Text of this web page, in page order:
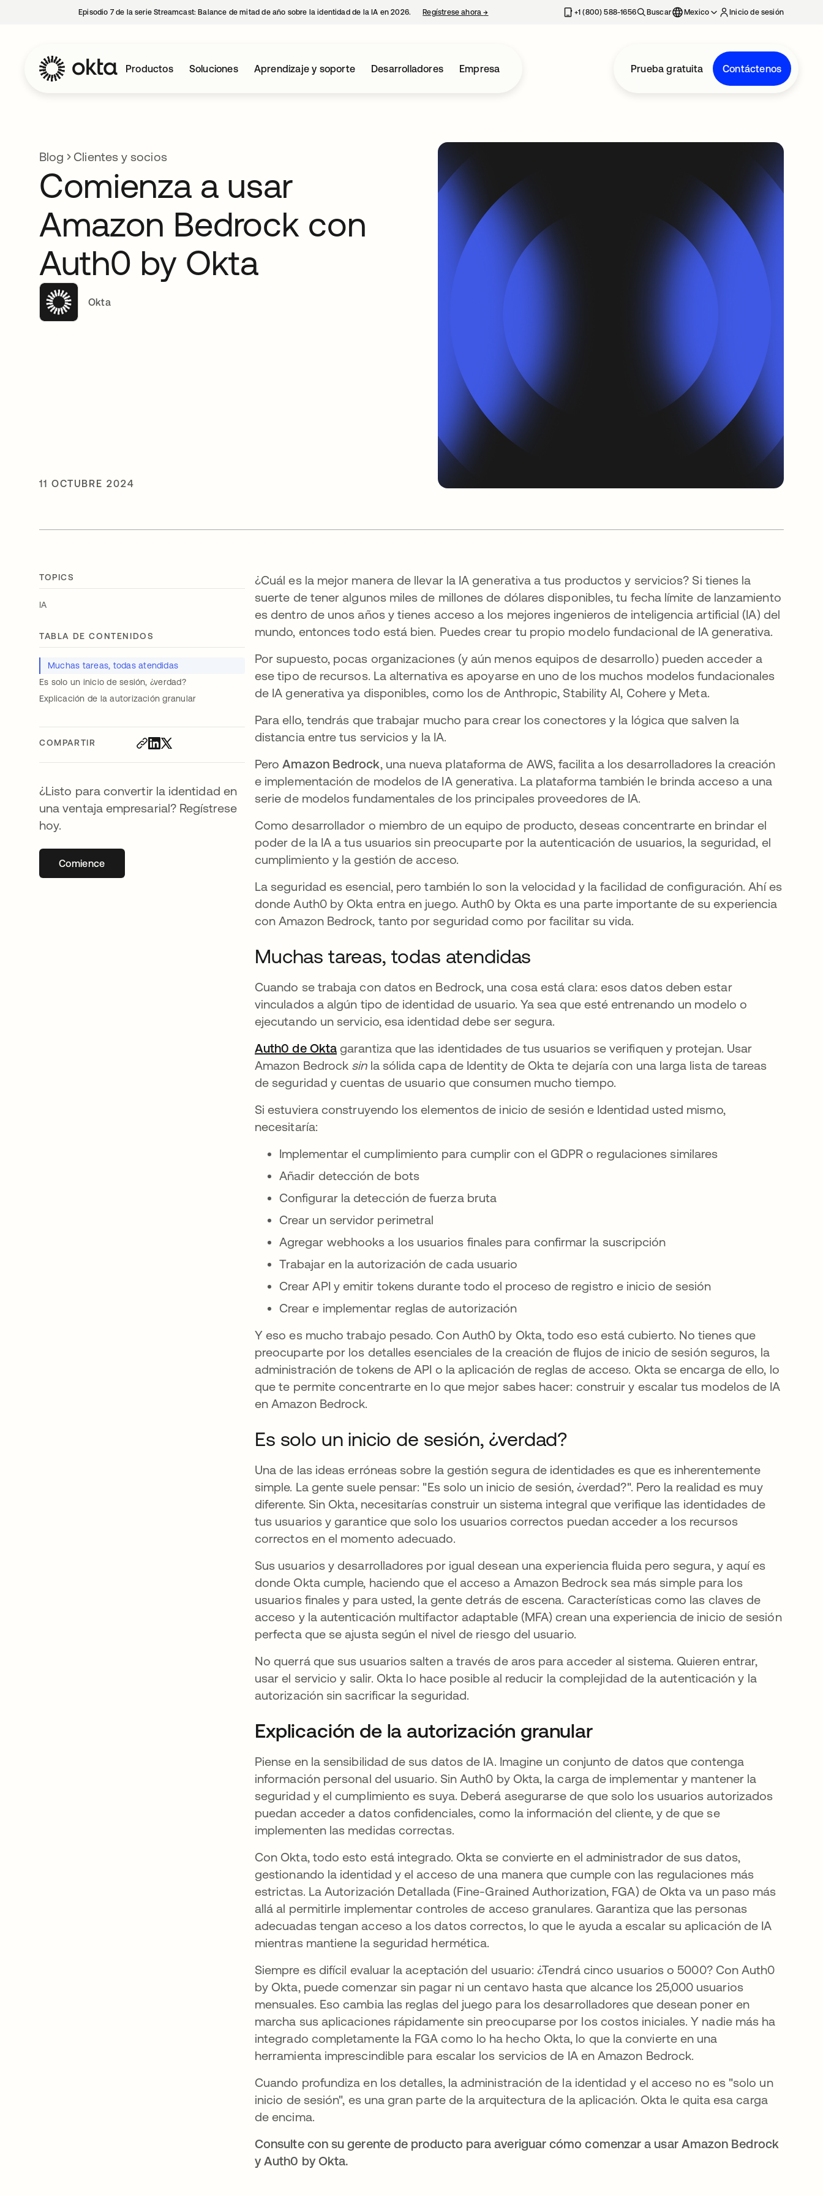
Episodio 7 de la serie Streamcast: Balance de mitad de año sobre la identidad de la IA en 2026. Regístrese ahora→ se abre en una pestaña nueva+1 (800) 588-1656 Buscar Mexico Inicio de sesión
Productos Soluciones Aprendizaje y soporte Desarrolladores Empresa Prueba gratuita Contáctenos
Blog Clientes y socios
Comienza a usar
Amazon Bedrock con
Auth0 by Okta
Okta
11 OCTUBRE 2024
TOPICS
IA
TABLA DE CONTENIDOS
Muchas tareas, todas atendidas
Es solo un inicio de sesión, ¿verdad?
Explicación de la autorización granular
COMPARTIR
¿Listo para convertir la identidad en
una ventaja empresarial? Regístrese
hoy.
Comiencese abre en una pestaña nueva
¿Cuál es la mejor manera de llevar la IA generativa a tus productos y servicios? Si tienes la
suerte de tener algunos miles de millones de dólares disponibles, tu fecha límite de lanzamiento
es dentro de unos años y tienes acceso a los mejores ingenieros de inteligencia artificial (IA) del
mundo, entonces todo está bien. Puedes crear tu propio modelo fundacional de IA generativa.
Por supuesto, pocas organizaciones (y aún menos equipos de desarrollo) pueden acceder a
ese tipo de recursos. La alternativa es apoyarse en uno de los muchos modelos fundacionales
de IA generativa ya disponibles, como los de Anthropic, Stability AI, Cohere y Meta.
Para ello, tendrás que trabajar mucho para crear los conectores y la lógica que salven la
distancia entre tus servicios y la IA.
PeroAmazon Bedrock, una nueva plataforma de AWS, facilita a los desarrolladores la creación
e implementación de modelos de IA generativa. La plataforma también le brinda acceso a una
serie de modelos fundamentales de los principales proveedores de IA.
Como desarrollador o miembro de un equipo de producto, deseas concentrarte en brindar el
poder de la IA a tus usuarios sin preocuparte por la autenticación de usuarios, la seguridad, el
cumplimiento y la gestión de acceso.
La seguridad es esencial, pero también lo son la velocidad y la facilidad de configuración. Ahí es
donde Auth0 by Okta entra en juego. Auth0 by Okta es una parte importante de su experiencia
con Amazon Bedrock, tanto por seguridad como por facilitar su vida.
Muchas tareas, todas atendidas
Cuando se trabaja con datos en Bedrock, una cosa está clara: esos datos deben estar
vinculados a algún tipo de identidad de usuario. Ya sea que esté entrenando un modelo o
ejecutando un servicio, esa identidad debe ser segura.
Auth0 de Okta se abre en una pestaña nueva
garantiza que las identidades de tus usuarios se verifiquen y protejan. Usar
Amazon Bedrock sinla sólida capa de Identity de Okta te dejaría con una larga lista de tareas
de seguridad y cuentas de usuario que consumen mucho tiempo.
Si estuviera construyendo los elementos de inicio de sesión e Identidad usted mismo,
necesitaría:
Implementar el cumplimiento para cumplir con el GDPR o regulaciones similares
Añadir detección de bots
Configurar la detección de fuerza bruta
Crear un servidor perimetral
Agregar webhooks a los usuarios finales para confirmar la suscripción
Trabajar en la autorización de cada usuario
Crear API y emitir tokens durante todo el proceso de registro e inicio de sesión
Crear e implementar reglas de autorización
Y eso es mucho trabajo pesado. Con Auth0 by Okta, todo eso está cubierto. No tienes que
preocuparte por los detalles esenciales de la creación de flujos de inicio de sesión seguros, la
administración de tokens de API o la aplicación de reglas de acceso. Okta se encarga de ello, lo
que te permite concentrarte en lo que mejor sabes hacer: construir y escalar tus modelos de IA
en Amazon Bedrock.
Es solo un inicio de sesión, ¿verdad?
Una de las ideas erróneas sobre la gestión segura de identidades es que es inherentemente
simple. La gente suele pensar: "Es solo un inicio de sesión, ¿verdad?". Pero la realidad es muy
diferente. Sin Okta, necesitarías construir un sistema integral que verifique las identidades de
tus usuarios y garantice que solo los usuarios correctos puedan acceder a los recursos
correctos en el momento adecuado.
Sus usuarios y desarrolladores por igual desean una experiencia fluida pero segura, y aquí es
donde Okta cumple, haciendo que el acceso a Amazon Bedrock sea más simple para los
usuarios finales y para usted, la gente detrás de escena. Características como las claves de
acceso y la autenticación multifactor adaptable (MFA) crean una experiencia de inicio de sesión
perfecta que se ajusta según el nivel de riesgo del usuario.
No querrá que sus usuarios salten a través de aros para acceder al sistema. Quieren entrar,
usar el servicio y salir. Okta lo hace posible al reducir la complejidad de la autenticación y la
autorización sin sacrificar la seguridad.
Explicación de la autorización granular
Piense en la sensibilidad de sus datos de IA. Imagine un conjunto de datos que contenga
información personal del usuario. Sin Auth0 by Okta, la carga de implementar y mantener la
seguridad y el cumplimiento es suya. Deberá asegurarse de que solo los usuarios autorizados
puedan acceder a datos confidenciales, como la información del cliente, y de que se
implementen las medidas correctas.
Con Okta, todo esto está integrado. Okta se convierte en el administrador de sus datos,
gestionando la identidad y el acceso de una manera que cumple con las regulaciones más
estrictas. La Autorización Detallada (Fine-Grained Authorization, FGA) de Okta va un paso más
allá al permitirle implementar controles de acceso granulares. Garantiza que las personas
adecuadas tengan acceso a los datos correctos, lo que le ayuda a escalar su aplicación de IA
mientras mantiene la seguridad hermética.
Siempre es difícil evaluar la aceptación del usuario: ¿Tendrá cinco usuarios o 5000? Con Auth0
by Okta, puede comenzar sin pagar ni un centavo hasta que alcance los 25,000 usuarios
mensuales. Eso cambia las reglas del juego para los desarrolladores que desean poner en
marcha sus aplicaciones rápidamente sin preocuparse por los costos iniciales. Y nadie más ha
integrado completamente la FGA como lo ha hecho Okta, lo que la convierte en una
herramienta imprescindible para escalar los servicios de IA en Amazon Bedrock.
Cuando profundiza en los detalles, la administración de la identidad y el acceso no es "solo un
inicio de sesión", es una gran parte de la arquitectura de la aplicación. Okta le quita esa carga
de encima.
Consulte con su gerente de producto para averiguar cómo comenzar a usar Amazon Bedrock
y Auth0 by Okta.